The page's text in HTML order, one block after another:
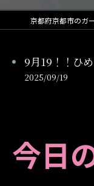
9月19！！ひ
2025/09/19
今日